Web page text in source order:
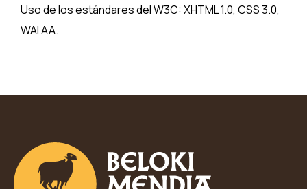
Uso de los estándares del W3C: XHTML 1.0, CSS 3.0,
WAI AA.